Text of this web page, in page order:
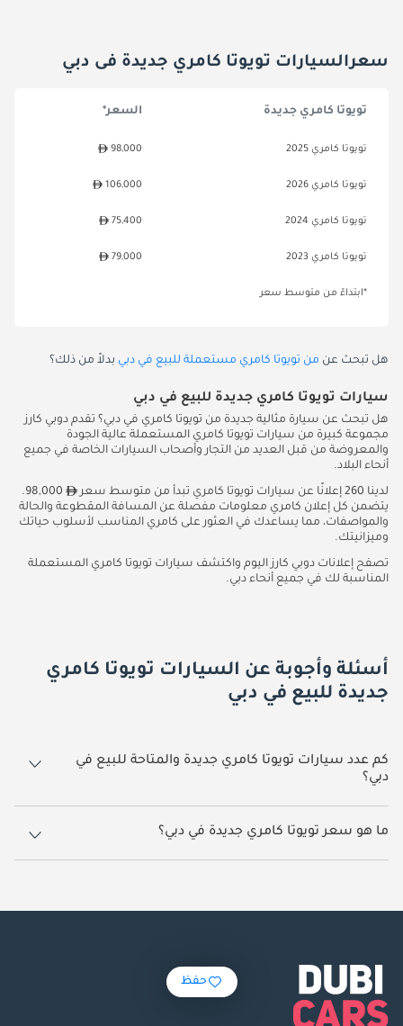
سعرالسيارات تويوتا كامري جديدة فى دبي
تويوتا كامري جديدة السعر*
تويوتا كامري 2025 98,000
تويوتا كامري 2026 106,000
تويوتا كامري 2024 75,400
تويوتا كامري 2023 79,000
*ابتداءً من متوسط سعر
هل تبحث عن من تويوتا كامري مستعملة للبيع في دبي بدلاً من ذلك؟
سيارات تويوتا كامري جديدة للبيع في دبي
هل تبحث عن سيارة مثالية جديدة من تويوتا كامري في دبي؟ تقدم دوبي كارز
مجموعة كبيرة من سيارات تويوتا كامري المستعملة عالية الجودة
والمعروضة من قبل العديد من التجار وأصحاب السيارات الخاصة في جميع
أنحاء البلاد.
لدينا 260 إعلانًا عن سيارات تويوتا كامري تبدأ من متوسط سعر
98,000.
يتضمن كل إعلان كامري معلومات مفصلة عن المسافة المقطوعة والحالة
والمواصفات، مما يساعدك في العثور على كامري المناسب لأسلوب حياتك
وميزانيتك.
تصفح إعلانات دوبي كارز اليوم واكتشف سيارات تويوتا كامري المستعملة
المناسبة لك في جميع أنحاء دبي.
أسئلة وأجوبة عن السيارات تويوتا كامري
جديدة للبيع في دبي
كم عدد سيارات تويوتا كامري جديدة والمتاحة للبيع في
دبي؟
260 سيارة تويوتا كامري جديدة متوفرة للبيع في دبي.
ما هو سعر تويوتا كامري جديدة في دبي؟
يبدأ سعر سيارة تويوتا كامري جديدة في دبي 98,000.
حفظ